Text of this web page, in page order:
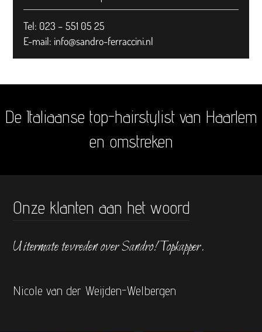
Tel: 023 – 551 05 25
E-mail: info@sandro-ferraccini.nl
De Italiaanse top-hairstylist van Haarlem
en omstreken
Onze klanten aan het woord
Uitermate tevreden over Sandro! Topkapper.
Nicole van der Weijden-Welbergen